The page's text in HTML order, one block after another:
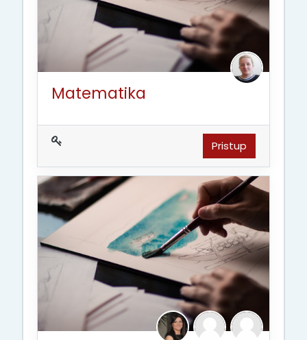
Matematika
Pristup